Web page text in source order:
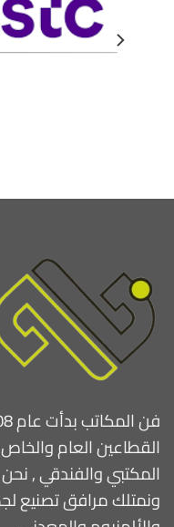
القطاعين العام والخاص
المكتبي والفندقي ,
ونمتلك مرافق تصنيع